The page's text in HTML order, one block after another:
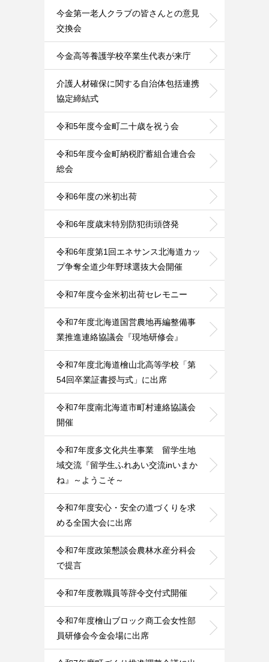
今金第一老人クラブの皆さんとの意見
交換会
今金高等養護学校卒業生代表が来庁
介護人材確保に関する自治体包括連携
協定締結式
令和5年度今金町二十歳を祝う会
令和5年度今金町納税貯蓄組合連合会
総会
令和6年度の米初出荷
令和6年度歳末特別防犯街頭啓発
令和6年度第1回エネサンス北海道カッ
プ争奪全道少年野球選抜大会開催
令和7年度今金米初出荷セレモニー
令和7年度北海道国営農地再編整備事
業推進連絡協議会『現地研修会』
令和7年度北海道檜山北高等学校「第
54回卒業証書授与式」に出席
令和7年度南北海道市町村連絡協議会
開催
令和7年度多文化共生事業 留学生地
域交流『留学生ふれあい交流inいまか
ね』～ようこそ～
令和7年度安心・安全の道づくりを求
める全国大会に出席
令和7年度政策懇談会農林水産分科会
で提言
令和7年度教職員等辞令交付式開催
令和7年度檜山ブロック商工会女性部
員研修会今金会場に出席